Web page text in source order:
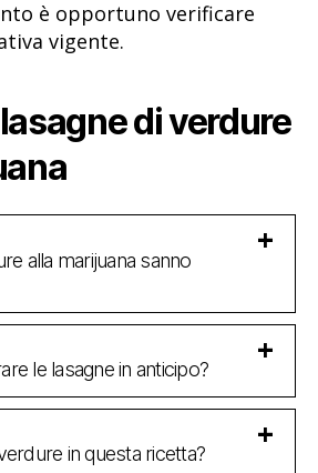
è opportuno verificare
vigente.
di verdure
alla marijuana sanno
le lasagne in anticipo?
in questa ricetta?